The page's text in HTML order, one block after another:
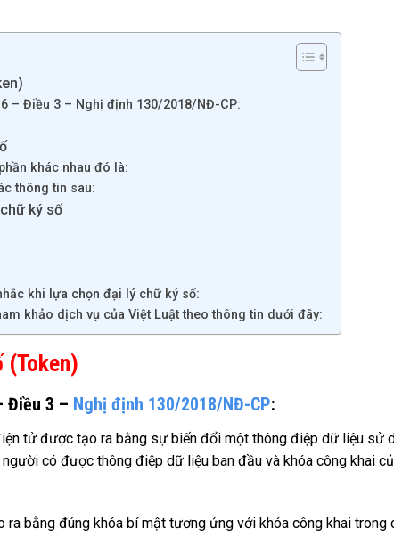
– Điều 3 – Nghị định 130/2018/NĐ-CP:
khác nhau đó là:
thông tin sau:
ký số
khi lựa chọn đại lý chữ ký số:
khảo dịch vụ của Việt Luật theo thông tin dưới đây:
(Token)
Điều 3 – Nghị định 130/2018/NĐ-CP:
tử được tạo ra bằng sự biến đổi một thông điệp dữ liệu sử
có được thông điệp dữ liệu ban đầu và khóa công khai
ra bằng đúng khóa bí mật tương ứng với khóa công khai trong